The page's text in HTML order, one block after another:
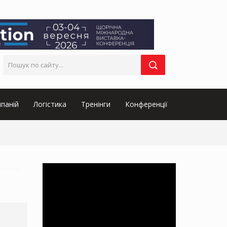
Логістика Тренінги Конференції